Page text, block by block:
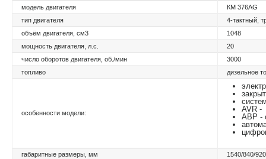
модель двигателя
КМ 376АG
тип двигателя
4-тактный,
объём двигателя, см3
1048
мощность двигателя, л.с.
20
число оборотов двигателя, об./мин
3000
топливо
дизельное
особенности модели:
AVR -
АВР -
габаритные размеры, мм
1540/840/920